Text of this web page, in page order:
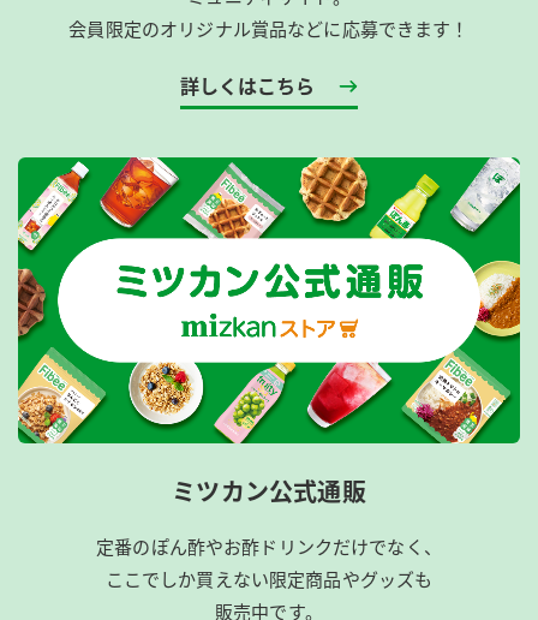
会員限定のオリジナル賞品などに応募できます！
詳しくはこちら
ミツカン公式通販
定番のぽん酢やお酢ドリンクだけでなく、
ここでしか買えない限定商品やグッズも
販売中です。